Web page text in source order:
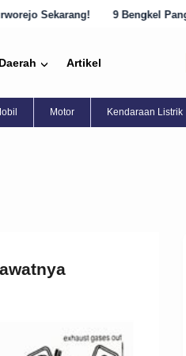
9 Bengkel Panggilan Terbaik di
Daerah Artikel
Motor Kendaraan Listrik